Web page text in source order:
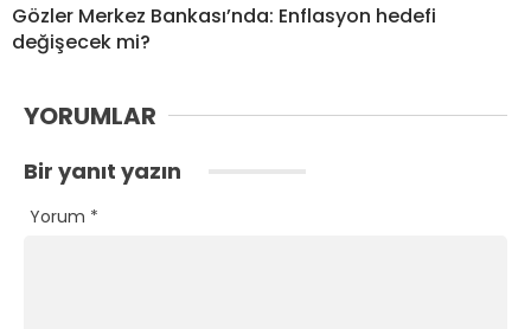
Gözler Merkez Bankası’nda: Enflasyon hedefi
değişecek mi?
YORUMLAR
Bir yanıt yazın
Yorum *